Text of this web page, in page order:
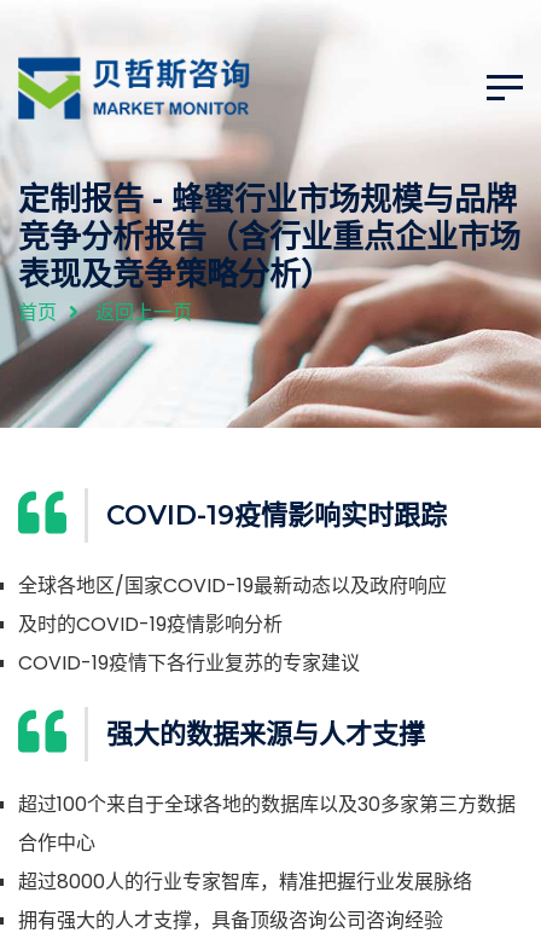
定制报告 - 蜂蜜行业市场规模与品牌
竞争分析报告（含行业重点企业市场
表现及竞争策略分析）
首页 返回上一页
COVID-19疫情影响实时跟踪
全球各地区/国家COVID-19最新动态以及政府响应
及时的COVID-19疫情影响分析
COVID-19疫情下各行业复苏的专家建议
强大的数据来源与人才支撑
超过100个来自于全球各地的数据库以及30多家第三方数据
合作中心
超过8000人的行业专家智库，精准把握行业发展脉络
拥有强大的人才支撑，具备顶级咨询公司咨询经验